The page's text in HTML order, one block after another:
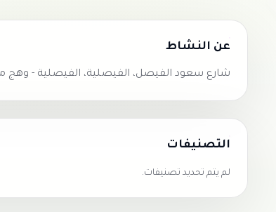
عن النشاط
شارع سعود الفيصل، الفيصلية، الفيصلية - وهج مارت
التصنيفات
لم يتم تحديد تصنيفات.